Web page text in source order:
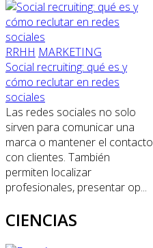
RRHH MARKETING
Social recruiting: qué es y
cómo reclutar en redes
sociales
Las redes sociales no solo
sirven para comunicar una
marca o mantener el contacto
con clientes. También
permiten localizar
profesionales, presentar op...
CIENCIAS